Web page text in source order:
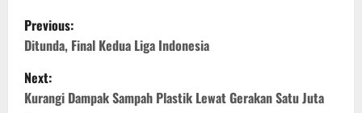
P
o
s
Previous:
Ditunda, Final Kedua Liga Indonesia
Next:
Kurangi Dampak Sampah Plastik Lewat Gerakan Satu Juta